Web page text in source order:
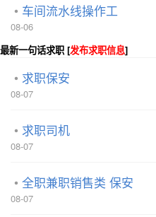
车间流水线操作工
08-06
最新一句话求职 [发布求职信息]
求职保安
08-07
求职司机
08-07
全职兼职销售类 保安
08-07